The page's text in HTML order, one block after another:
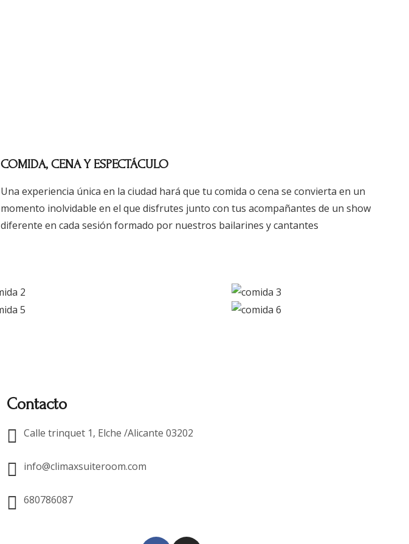
COMIDA, CENA Y ESPECTÁCULO
Una experiencia única en la ciudad hará que tu comida o cena se convierta en un
momento inolvidable en el que disfrutes junto con tus acompañantes de un show
diferente en cada sesión formado por nuestros bailarines y cantantes
Contacto
Calle trinquet 1, Elche /Alicante 03202
info@climaxsuiteroom.com
680786087